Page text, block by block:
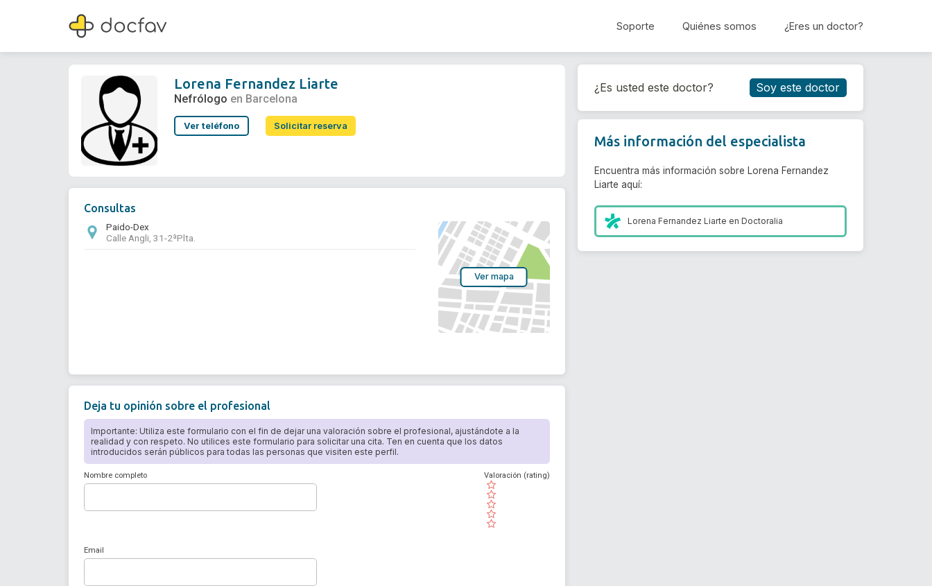
Soporte Quiénes somos ¿Eres un doctor?
Lorena Fernandez Liarte
Nefrólogo
Reservar cita
Lorena Fernandez Liarte
Nefrólogo en Barcelona
Ver teléfono Solicitar reserva
Consultas
Paido-Dex
Calle Angli, 31-2ªPlta.
Ver mapa
Deja tu opinión sobre el profesional
Importante: Utiliza este formulario con el fin de dejar una valoración sobre el profesional, ajustándote a la
realidad y con respeto. No utilices este formulario para solicitar una cita. Ten en cuenta que los datos
introducidos serán públicos para todas las personas que visiten este perfil.
Nombre completo
( )
( )
( )
( )
( )
Valoración (rating)
Email
¿Es usted este doctor? Soy este doctor
Más información del especialista
Encuentra más información sobre Lorena Fernandez
Liarte aquí:
Lorena Fernandez Liarte enDoctoralia